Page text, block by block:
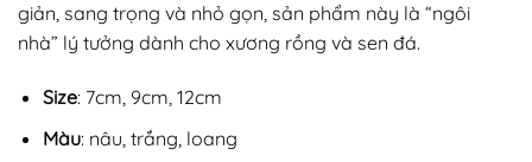
giản, sang trọng và nhỏ gọn, sản phẩm này là “ngôi
nhà” lý tưởng dành cho xương rồng và sen đá.
Size: 7cm, 9cm, 12cm
Màu: nâu, trắng, loang